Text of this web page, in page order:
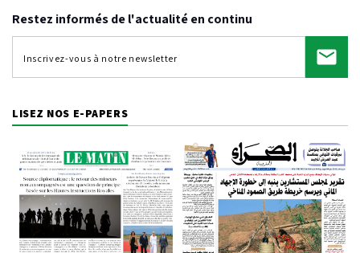
Restez informés de l'actualité en continu
LISEZ NOS E-PAPERS